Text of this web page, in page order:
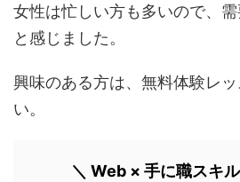
女性は忙しい方も多いので、
と感じました。
興味のある方は、無料体験レ
い。
＼ Web × 手に職スキ